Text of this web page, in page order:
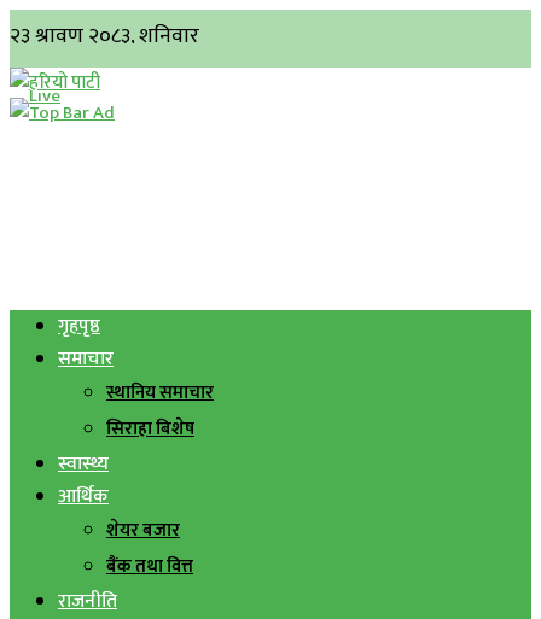
गृहपृष्ठ
समाचार
स्थानिय समाचार
सिराहा बिशेष
स्वास्थ्य
आर्थिक
शेयर बजार
बैंक तथा वित्त
राजनीति